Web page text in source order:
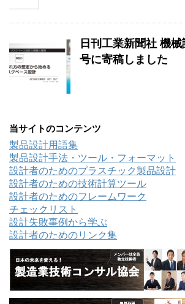
日刊工業新聞社 機械
号に寄稿しました
当サイトのコンテンツ
製品設計用語集
製品設計手法・ツール・フォーマット
設計者のためのプラスチック製品設計
設計者のための技術計算ツール
設計者のためのフレームワーク
チェックリスト
設計失敗事例から学ぶ
設計者のためのリンク集